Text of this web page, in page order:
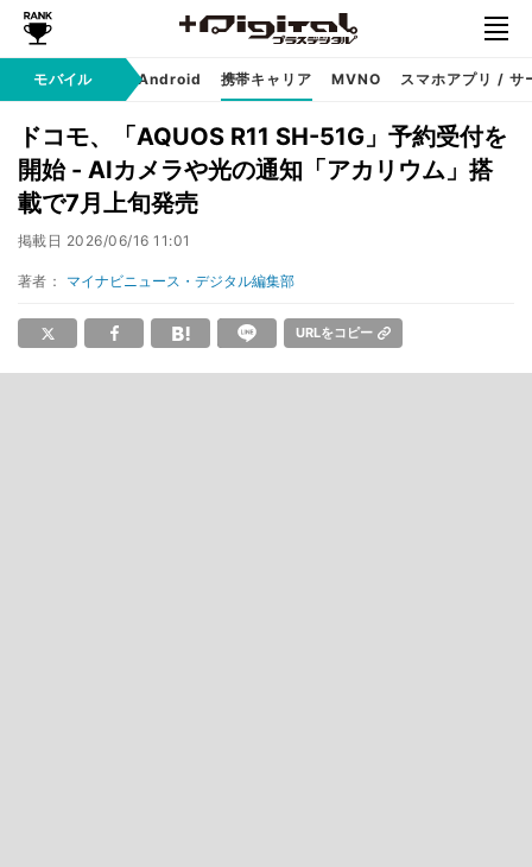
モバイル
iPhone Android 携帯キャリア MVNO スマホアプリ / サ
ドコモ、「AQUOS R11 SH-51G」予約受付を
開始 - AIカメラや光の通知「アカリウム」搭
載で7月上旬発売
掲載日 2026/06/16 11:01
著者： マイナビニュース・デジタル編集部
URLをコピー